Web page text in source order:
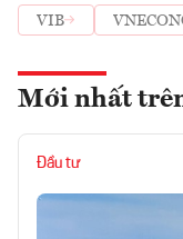
VIB
Mới nhất
Đầu tư